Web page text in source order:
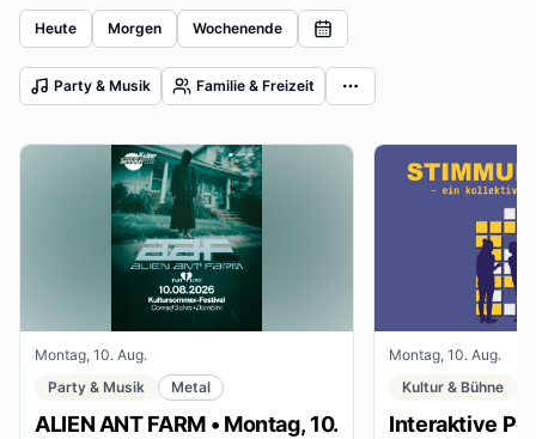
Heute Morgen Wochenende
Party & Musik Familie & Freizeit
Montag, 10. Aug.
Party & Musik
Metal
ALIEN ANT FARM • Montag, 10.
Montag, 10. Aug.
Kultur & Bühne
Interaktive